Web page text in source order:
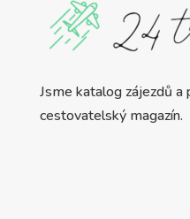
Jsme katalog zájezdů a
cestovatelský magazín.